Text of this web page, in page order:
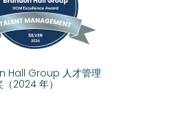
Hall Group 人才管理
2024 年）